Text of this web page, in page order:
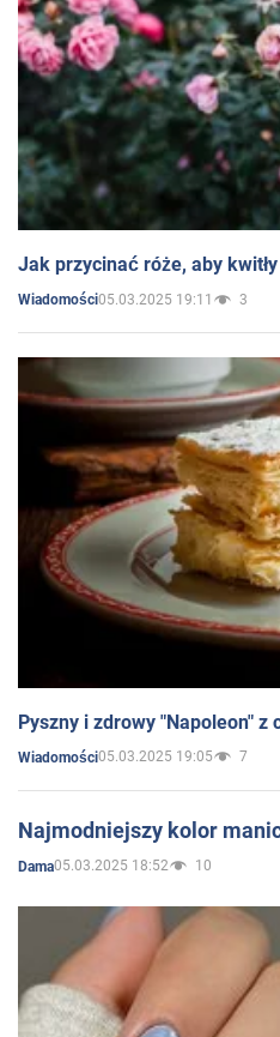
Jak przycinać róże, aby
Wiadomości05.03.2025 19:11 3
Pyszny i zdrowy "Napoleon"
Wiadomości05.03.2025 19:05 7
Najmodniejszy kolor
Dama05.03.2025 18:52 10